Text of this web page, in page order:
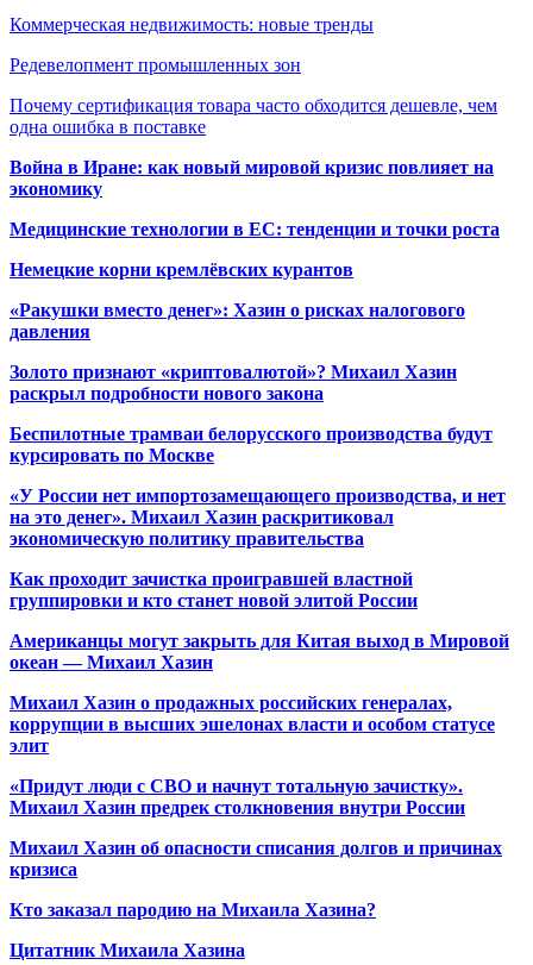
Коммерческая недвижимость: новые тренды
Редевелопмент промышленных зон
Почему сертификация товара часто обходится дешевле, чем
одна ошибка в поставке
Война в Иране: как новый мировой кризис повлияет на
экономику
Медицинские технологии в ЕС: тенденции и точки роста
Немецкие корни кремлёвских курантов
«Ракушки вместо денег»: Хазин о рисках налогового
давления
Золото признают «криптовалютой»? Михаил Хазин
раскрыл подробности нового закона
Беспилотные трамваи белорусского производства будут
курсировать по Москве
«У России нет импортозамещающего производства, и нет
на это денег». Михаил Хазин раскритиковал
экономическую политику правительства
Как проходит зачистка проигравшей властной
группировки и кто станет новой элитой России
Американцы могут закрыть для Китая выход в Мировой
океан — Михаил Хазин
Михаил Хазин о продажных российских генералах,
коррупции в высших эшелонах власти и особом статусе
элит
«Придут люди с СВО и начнут тотальную зачистку».
Михаил Хазин предрек столкновения внутри России
Михаил Хазин об опасности списания долгов и причинах
кризиса
Кто заказал пародию на Михаила Хазина?
Цитатник Михаила Хазина